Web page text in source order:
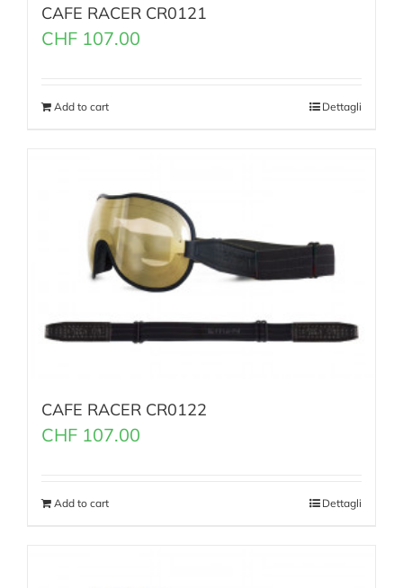
CAFE RACER CR0121
CHF 107.00
Add to cart Dettagli
CAFE RACER CR0122
CHF 107.00
Add to cart Dettagli